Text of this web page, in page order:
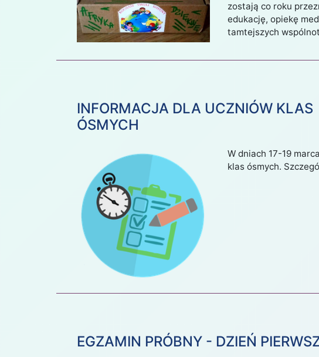
zostają co roku
edukację, opiekę
tamtejszych
INFORMACJA DLA UCZNIÓW KLAS
ÓSMYCH
W dniach 17-19
klas ósmych.
EGZAMIN PRÓBNY - DZIEŃ
2019 2020